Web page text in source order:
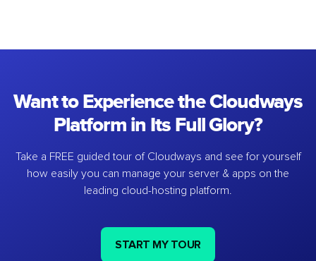
Want to Experience the Cloudways
Platform in Its Full Glory?
Take a FREE guided tour of Cloudways and see for yourself
how easily you can manage your server & apps on the
leading cloud-hosting platform.
START MY TOUR